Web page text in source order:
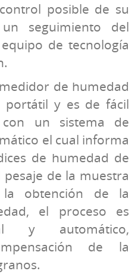
posible de su
seguimiento del
de tecnología
de humedad
portátil y es de fácil
con un sistema de
el cual informa
de humedad de
de la muestra
obtención de la
el proceso es
y automático,
de la